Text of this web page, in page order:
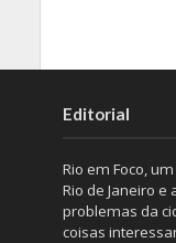
Editorial
Rio em Foco,
Rio de Janeiro e
problemas da
coisas